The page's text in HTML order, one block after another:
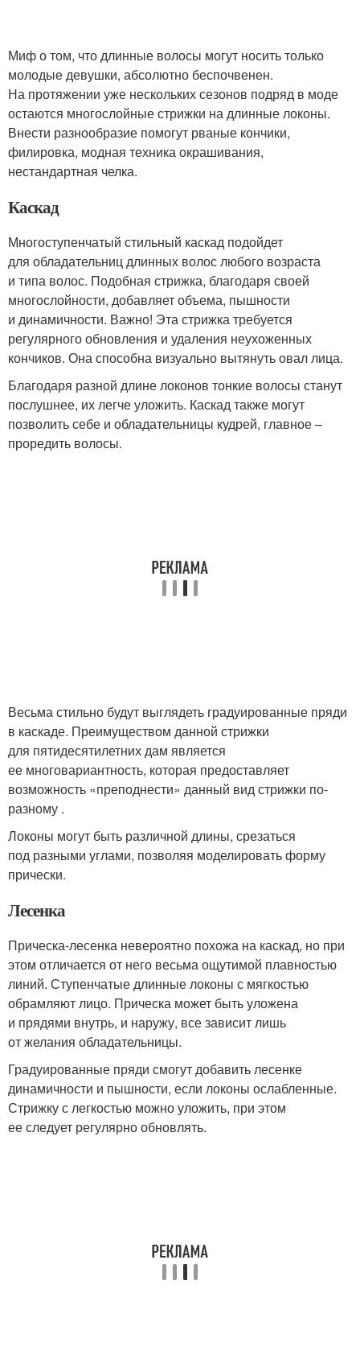
Миф о том, что длинные волосы могут носить только
молодые девушки, абсолютно беспочвенен.
На протяжении уже нескольких сезонов подряд в моде
остаются многослойные стрижки на длинные локоны.
Внести разнообразие помогут рваные кончики,
филировка, модная техника окрашивания,
нестандартная челка.
Каскад
Многоступенчатый стильный каскад подойдет
для обладательниц длинных волос любого возраста
и типа волос. Подобная стрижка, благодаря своей
многослойности, добавляет объема, пышности
и динамичности. Важно! Эта стрижка требуется
регулярного обновления и удаления неухоженных
кончиков. Она способна визуально вытянуть овал лица.
Благодаря разной длине локонов тонкие волосы станут
послушнее, их легче уложить. Каскад также могут
позволить себе и обладательницы кудрей, главное –
проредить волосы.
Весьма стильно будут выглядеть градуированные пряди
в каскаде. Преимуществом данной стрижки
для пятидесятилетних дам является
ее многовариантность, которая предоставляет
возможность «преподнести» данный вид стрижки по-
разному .
Локоны могут быть различной длины, срезаться
под разными углами, позволяя моделировать форму
прически.
Лесенка
Прическа-лесенка невероятно похожа на каскад, но при
этом отличается от него весьма ощутимой плавностью
линий. Ступенчатые длинные локоны с мягкостью
обрамляют лицо. Прическа может быть уложена
и прядями внутрь, и наружу, все зависит лишь
от желания обладательницы.
Градуированные пряди смогут добавить лесенке
динамичности и пышности, если локоны ослабленные.
Стрижку с легкостью можно уложить, при этом
ее следует регулярно обновлять.